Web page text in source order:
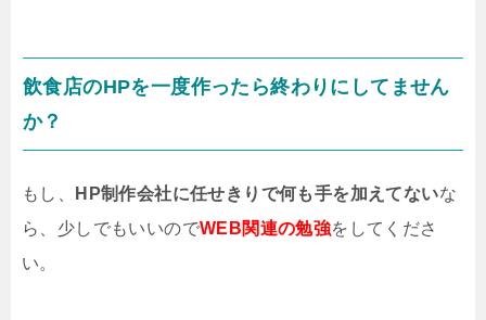
飲食店のHPを一度作ったら終わりにしてません
か？
もし、 HP制作会社に任せきりで何も手を加えてないな
ら、少しでもいいのでWEB関連の勉強をしてくださ
い。